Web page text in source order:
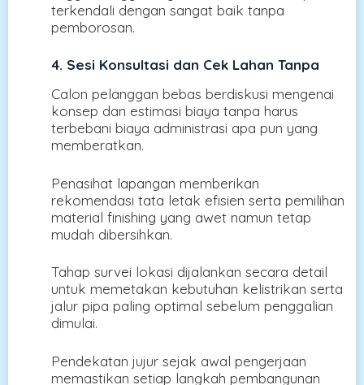
terkendali dengan sangat baik tanpa
pemborosan.
4. Sesi Konsultasi dan Cek Lahan Tanpa
Calon pelanggan bebas berdiskusi mengenai
konsep dan estimasi biaya tanpa harus
terbebani biaya administrasi apa pun yang
memberatkan.
Penasihat lapangan memberikan
rekomendasi tata letak efisien serta pemilihan
material finishing yang awet namun tetap
mudah dibersihkan.
Tahap survei lokasi dijalankan secara detail
untuk memetakan kebutuhan kelistrikan serta
jalur pipa paling optimal sebelum penggalian
dimulai.
Pendekatan jujur sejak awal pengerjaan
memastikan setiap langkah pembangunan